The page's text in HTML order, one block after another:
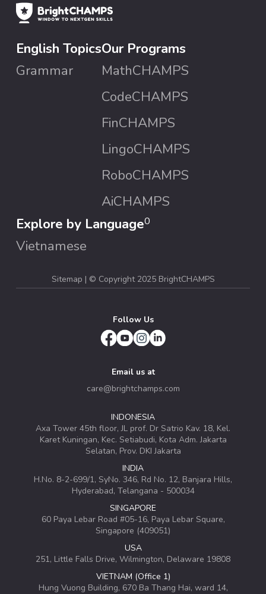
English Topics
Grammar
Our Programs
MathCHAMPS
CodeCHAMPS
FinCHAMPS
LingoCHAMPS
RoboCHAMPS
AiCHAMPS
Explore by Language
Vietnamese
0
Sitemap | © Copyright 2025 BrightCHAMPS
Follow Us
Email us at
care@brightchamps.com
INDONESIA
Axa Tower 45th floor, JL prof. Dr Satrio Kav. 18, Kel.
Karet Kuningan, Kec. Setiabudi, Kota Adm. Jakarta
Selatan, Prov. DKI Jakarta
INDIA
H.No. 8-2-699/1, SyNo. 346, Rd No. 12, Banjara Hills,
Hyderabad, Telangana - 500034
SINGAPORE
60 Paya Lebar Road #05-16, Paya Lebar Square,
Singapore (409051)
USA
251, Little Falls Drive, Wilmington, Delaware 19808
VIETNAM (Office 1)
Hung Vuong Building, 670 Ba Thang Hai, ward 14,